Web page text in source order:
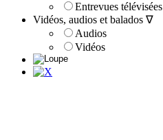
Entrevues télévisées
Vidéos, audios et balados ∇
Audios
Vidéos